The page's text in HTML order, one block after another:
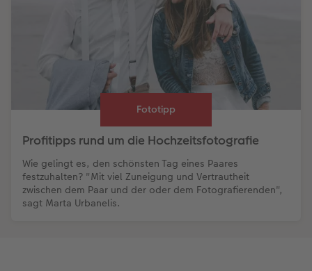
Fototipp
Profitipps rund um die Hochzeitsfotografie
Wie gelingt es, den schönsten Tag eines Paares
festzuhalten? "Mit viel Zuneigung und Vertrautheit
zwischen dem Paar und der oder dem Fotografierenden",
sagt Marta Urbanelis.